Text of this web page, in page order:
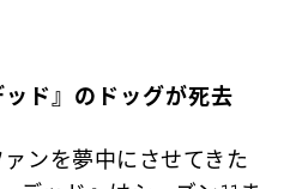
ッド』のドッグが死去
ンを夢中にさせてきた